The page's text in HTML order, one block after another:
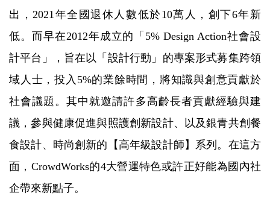
出，2021年全國退休人數低於10萬人，創下6年新
低。而早在2012年成立的「5% Design Action社會設
計平台」，旨在以「設計行動」的專案形式募集跨領
域人士，投入5%的業餘時間，將知識與創意貢獻於
社會議題。其中就邀請許多高齡長者貢獻經驗與建
議，參與健康促進與照護創新設計、以及銀青共創餐
食設計、時尚創新的【高年級設計師】系列。在這方
面，CrowdWorks的4大營運特色或許正好能為國內社
企帶來新點子。